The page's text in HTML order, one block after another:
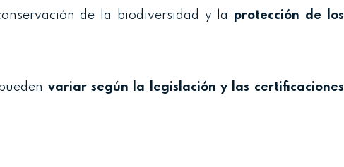
de la biodiversidad y la protección de los
variar según la legislación y las certificaciones